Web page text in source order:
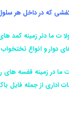
که در داخل هر
ت ما دئر زمینه کمد
دوار و انواع تختخواب
ما در زمینه قفسه
اداری از جمله فایل